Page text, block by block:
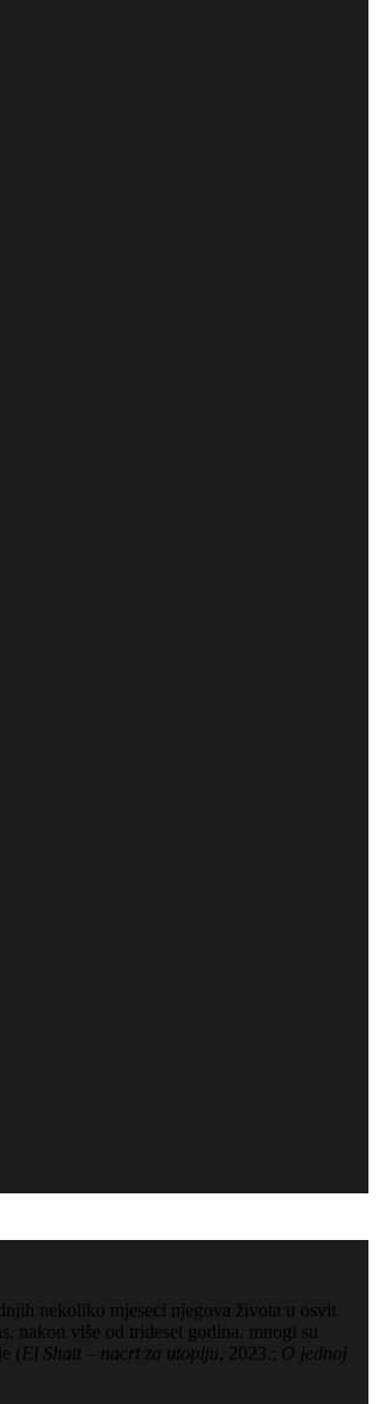
nekoliko mjeseci njegova života u osvit
više od trideset godina, mnogi su
( El Shatt – nacrt za utopiju, 2023.; O jednoj